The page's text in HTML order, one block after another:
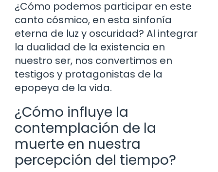
¿Cómo podemos participar en este
canto cósmico, en esta sinfonía
eterna de luz y oscuridad? Al integrar
la dualidad de la existencia en
nuestro ser, nos convertimos en
testigos y protagonistas de la
epopeya de la vida.
¿Cómo influye la
contemplación de la
muerte en nuestra
percepción del tiempo?